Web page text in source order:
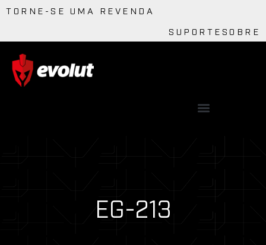
TORNE-SE UMA REVENDA
SOBRE
SUPORTE
EG-213